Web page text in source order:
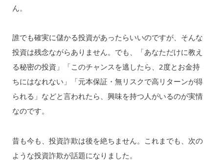
ん。
誰でも確実に儲かる投資があったらいいのですが、そんな
投資は残念ながらありません。でも、「あなただけに教え
る秘密の投資」「このチャンスを逃したら、2度とお金持
ちにはなれない」「元本保証・無リスクで高リターンが得
られる」などと言われたら、興味を持つ人がいるのが実情
なのです。
昔も今も、投資詐欺は後を絶ちません。これまでも、次の
ような投資詐欺が話題になりました。